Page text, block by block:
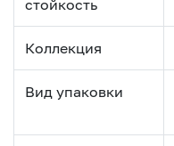
стойкость
Коллекция
Вид упаковки